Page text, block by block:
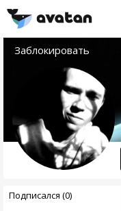
Заблокировать
Подписался (0)